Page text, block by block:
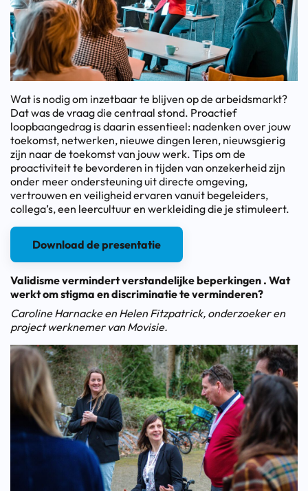
Wat is nodig om inzetbaar te blijven op de arbeidsmarkt?
Dat was de vraag die centraal stond. Proactief
loopbaangedrag is daarin essentieel: nadenken over jouw
toekomst, netwerken, nieuwe dingen leren, nieuwsgierig
zijn naar de toekomst van jouw werk. Tips om de
proactiviteit te bevorderen in tijden van onzekerheid zijn
onder meer ondersteuning uit directe omgeving,
vertrouwen en veiligheid ervaren vanuit begeleiders,
collega’s, een leercultuur en werkleiding die je stimuleert.
Download de presentatie
Validisme vermindert verstandelijke beperkingen . Wat
werkt om stigma en discriminatie te verminderen?
Caroline Harnacke en Helen Fitzpatrick, onderzoeker en
project werknemer van Movisie.